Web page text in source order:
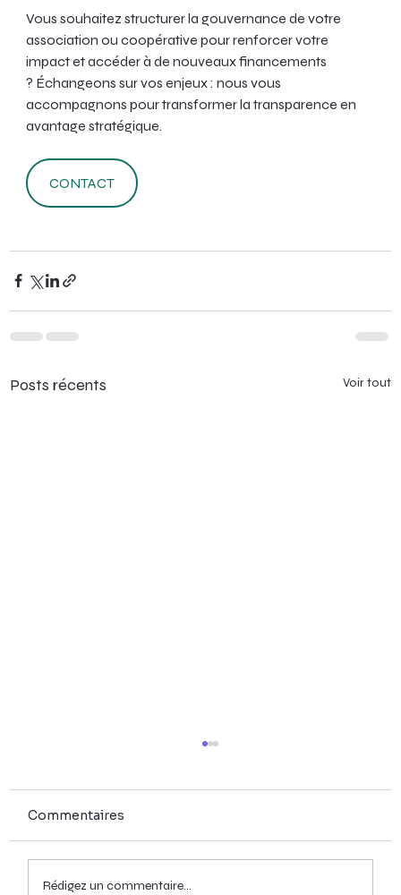
Vous souhaitez structurer la gouvernance de votre
association ou coopérative pour renforcer votre
impact et accéder à de nouveaux financements
? Échangeons sur vos enjeux : nous vous
accompagnons pour transformer la transparence en
avantage stratégique.
CONTACT
Posts récents Voir tout
Commentaires
Rédigez un commentaire...